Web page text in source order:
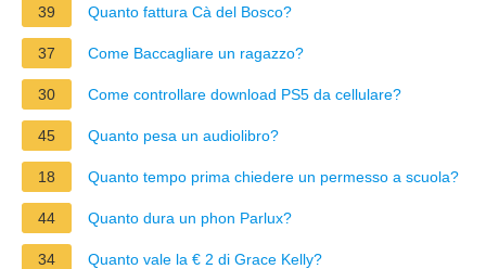
39 Quanto fattura Cà del Bosco?
37 Come Baccagliare un ragazzo?
30 Come controllare download PS5 da cellulare?
45 Quanto pesa un audiolibro?
18 Quanto tempo prima chiedere un permesso a scuola?
44 Quanto dura un phon Parlux?
34 Quanto vale la € 2 di Grace Kelly?